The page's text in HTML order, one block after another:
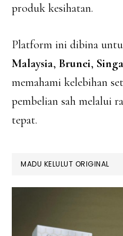
produk kesihatan.
Platform ini dibina
Malaysia, Brunei,
memahami kelebihan
pembelian sah melalui
tepat.
MADU KELULUT ORIGINAL